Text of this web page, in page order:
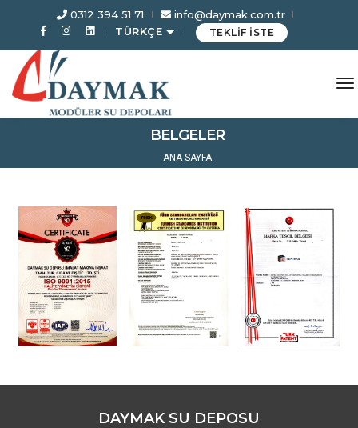
0312 394 51 71
info@daymak.com.tr
TÜRKÇE
TEKLİF İSTE
BELGELER
ANA SAYFA
DAYMAK SU DEPOSU